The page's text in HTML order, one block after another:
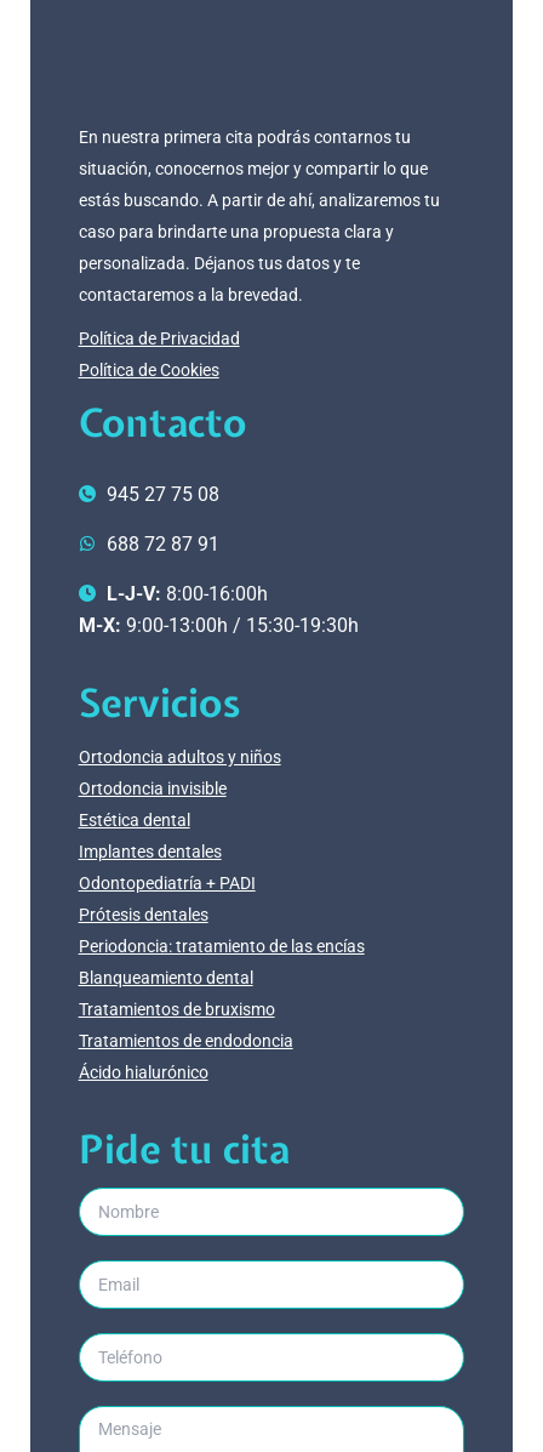
En nuestra primera cita podrás contarnos tu
situación, conocernos mejor y compartir lo que
estás buscando. A partir de ahí, analizaremos tu
caso para brindarte una propuesta clara y
personalizada. Déjanos tus datos y te
contactaremos a la brevedad.
Política de Privacidad
Política de Cookies
Contacto
945 27 75 08
688 72 87 91
L-J-V: 8:00-16:00h
M-X: 9:00-13:00h / 15:30-19:30h
Servicios
Ortodoncia adultos y niños
Ortodoncia invisible
Estética dental
Implantes dentales
Odontopediatría + PADI
Prótesis dentales
Periodoncia: tratamiento de las encías
Blanqueamiento dental
Tratamientos de bruxismo
Tratamientos de endodoncia
Ácido hialurónico
Pide tu cita